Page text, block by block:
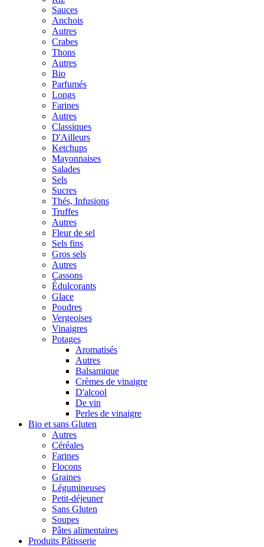
Sauces
Anchois
Autres
Crabes
Thons
Autres
Bio
Parfumés
Longs
Farines
Autres
Classiques
D'Ailleurs
Ketchups
Mayonnaises
Salades
Sels
Sucres
Thés, Infusions
Truffes
Autres
Fleur de sel
Sels fins
Gros sels
Autres
Cassons
Édulcorants
Glace
Poudres
Vergeoises
Vinaigres
Potages
Aromatisés
Autres
Balsamique
Crèmes de vinaigre
D'alcool
De vin
Perles de vinaigre
Bio et sans Gluten
Autres
Céréales
Farines
Flocons
Graines
Légumineuses
Petit-déjeuner
Sans Gluten
Soupes
Pâtes alimentaires
Produits Pâtisserie